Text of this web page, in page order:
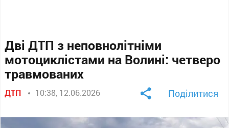
Дві ДТП з неповнолітніми
мотоциклістами на Волині: четверо
травмованих
ДТП 10:38, 12.06.2026 Поділитися